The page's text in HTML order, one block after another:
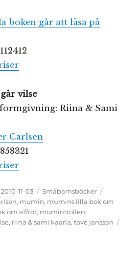
boken går att läsa på
vilse
Riina & Sami
Carlsen
Publicerat
den
2010-11-03 Kategorier
Småbarnsböcker
, mumin, mumins lilla bok om
om siffror, mumintrollen,
, riina & sami kaarla,tove jansson